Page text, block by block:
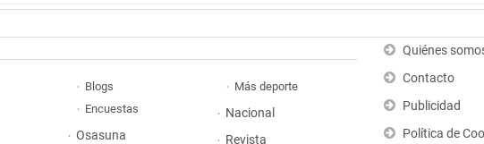
Blogs
Encuestas
Osasuna
Más deporte
Nacional
Revista
Quiénes
Contacto
Publicidad
Política de